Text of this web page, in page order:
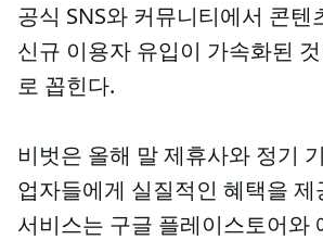
공식 SNS와 커뮤니티에서 콘텐
신규 이용자 유입이 가속화된
로 꼽힌다.
비벗은 올해 말 제휴사와 정기
업자들에게 실질적인 혜택을
서비스는 구글 플레이스토어와